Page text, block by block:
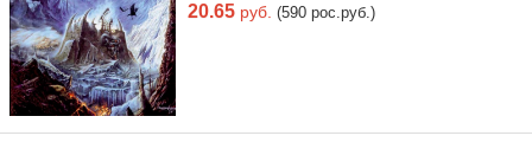
20.65 руб. (590 рос.руб.)